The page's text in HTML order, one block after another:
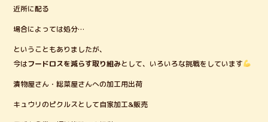
近所に配る
場合によっては処分…
ということもありましたが、
今はフードロスを減らす取り組みとして、いろいろな挑戦をしています
漬物屋さん・総菜屋さんへの加工用出荷
キュウリのピクルスとして自家加工&販売